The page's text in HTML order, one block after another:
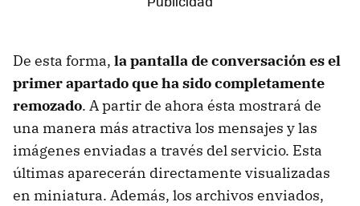
De esta forma, la pantalla de conversación es el
primer apartado que ha sido completamente
remozado. A partir de ahora ésta mostrará de
una manera más atractiva los mensajes y las
imágenes enviadas a través del servicio. Esta
últimas aparecerán directamente visualizadas
en miniatura. Además, los archivos enviados,